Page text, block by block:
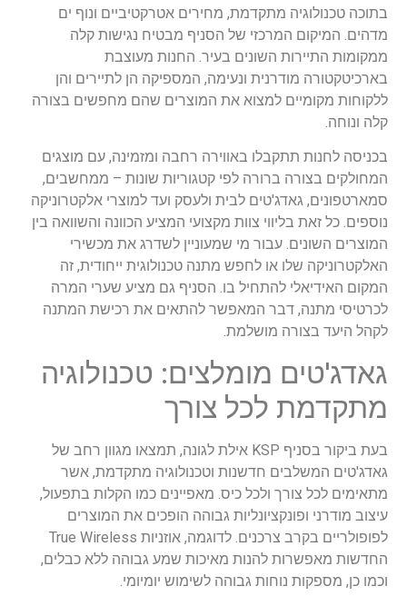
בתוכה טכנולוגיה מתקדמת, מחירים אטרקטיביים ונוף ים
מדהים. המיקום המרכזי של הסניף מבטיח נגישות קלה
ממקומות התיירות השונים בעיר. החנות מעוצבת
בארכיטקטורה מודרנית ונעימה, המספיקה הן לתיירים והן
ללקוחות מקומיים למצוא את המוצרים שהם מחפשים בצורה
קלה ונוחה.
בכניסה לחנות תתקבלו באווירה רחבה ומזמינה, עם מוצגים
המחולקים בצורה ברורה לפי קטגוריות שונות – ממחשבים,
סמארטפונים, גאדג'טים לבית ולעסק ועד למוצרי אלקטרוניקה
נוספים. כל זאת בליווי צוות מקצועי המציע הכוונה והשוואה בין
המוצרים השונים. עבור מי שמעוניין לשדרג את מכשירי
האלקטרוניקה שלו או לחפש מתנה טכנולוגית ייחודית, זה
המקום האידיאלי להתחיל בו. הסניף גם מציע שערי המרה
לכרטיסי מתנה, דבר המאפשר להתאים את רכישת המתנה
לקהל היעד בצורה מושלמת.
גאדג'טים מומלצים: טכנולוגיה
מתקדמת לכל צורך
בעת ביקור בסניף KSP אילת לגונה, תמצאו מגוון רחב של
גאדג'טים המשלבים חדשנות וטכנולוגיה מתקדמת, אשר
מתאימים לכל צורך ולכל כיס. מאפיינים כמו הקלות בתפעול,
עיצוב מודרני ופונקציונליות גבוהה הופכים את המוצרים
לפופולריים בקרב צרכנים. לדוגמה, אוזניות True Wireless
החדשות מאפשרות להנות מאיכות שמע גבוהה ללא כבלים,
וכמו כן, מספקות נוחות גבוהה לשימוש יומיומי.